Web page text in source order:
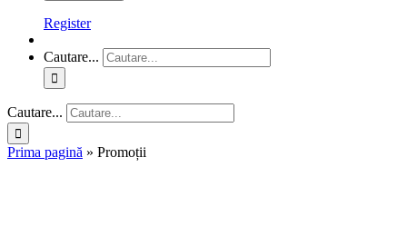
Register
Cautare...
Cautare...
Prima pagină » Promoții